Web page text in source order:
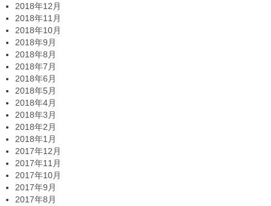
2018年12月
2018年11月
2018年10月
2018年9月
2018年8月
2018年7月
2018年6月
2018年5月
2018年4月
2018年3月
2018年2月
2018年1月
2017年12月
2017年11月
2017年10月
2017年9月
2017年8月